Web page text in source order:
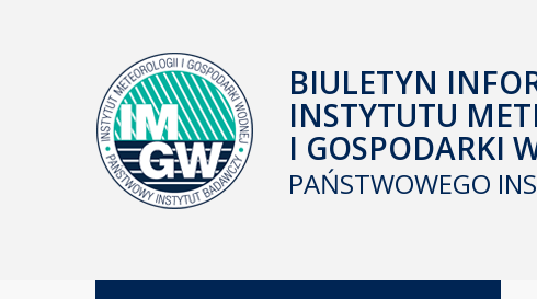
BIULETYN
INSTYTUTU
I GOSPODARKI
PAŃSTWOWEGO